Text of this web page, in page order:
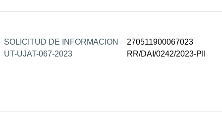
SOLICITUD DE INFORMACION
UT-UJAT-067-2023
270511900067023
RR/DAI/0242/2023-PII